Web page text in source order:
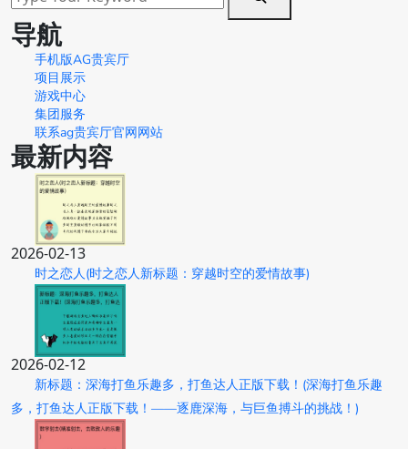
导航
手机版AG贵宾厅
项目展示
游戏中心
集团服务
联系ag贵宾厅官网网站
最新内容
2026-02-13
时之恋人(时之恋人新标题：穿越时空的爱情故事)
2026-02-12
新标题：深海打鱼乐趣多，打鱼达人正版下载！(深海打鱼乐趣
多，打鱼达人正版下载！——逐鹿深海，与巨鱼搏斗的挑战！)